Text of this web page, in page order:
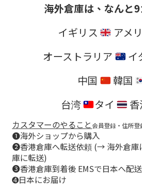
海外倉庫は、なんと9
イギリス
アメ
オーストラリア
イ
中国
韓国
台湾
タイ
カスタマーのやること会員登録・住所登
➊海外ショップから購入
➋香港倉庫へ転送依頼 (→ 海外倉
庫に転送)
➌香港倉庫到着後 EMSで日本へ配
➍日本にお届け